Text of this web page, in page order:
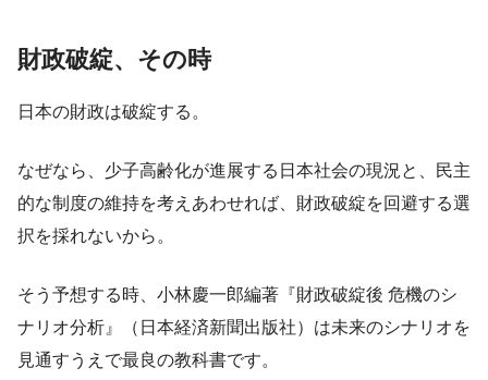
財政破綻、その時
日本の財政は破綻する。
なぜなら、少子高齢化が進展する日本社会の現況と、民主
的な制度の維持を考えあわせれば、財政破綻を回避する選
択を採れないから。
そう予想する時、小林慶一郎編著『財政破綻後 危機のシ
ナリオ分析』（日本経済新聞出版社）は未来のシナリオを
見通すうえで最良の教科書です。